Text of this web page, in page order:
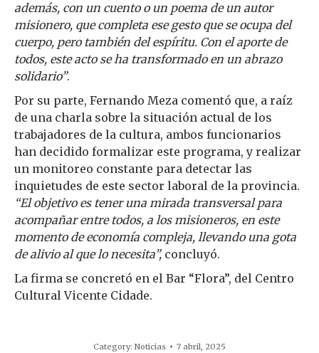
además, con un cuento o un poema de un autor
misionero, que completa ese gesto que se ocupa del
cuerpo, pero también del espíritu. Con el aporte de
todos, este acto se ha transformado en un abrazo
solidario”.
Por su parte, Fernando Meza comentó que, a raíz
de una charla sobre la situación actual de los
trabajadores de la cultura, ambos funcionarios
han decidido formalizar este programa, y realizar
un monitoreo constante para detectar las
inquietudes de este sector laboral de la provincia.
“El objetivo es tener una mirada transversal para
acompañar entre todos, a los misioneros, en este
momento de economía compleja, llevando una gota
de alivio al que lo necesita”, concluyó.
La firma se concretó en el Bar “Flora”, del Centro
Cultural Vicente Cidade.
Category: Noticias 7 abril, 2025